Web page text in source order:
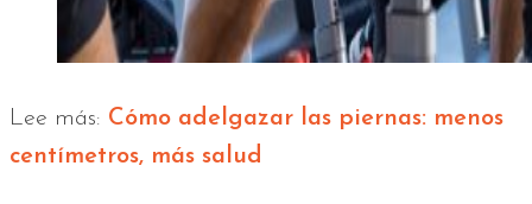
Lee más: Cómo adelgazar las piernas: menos
centímetros, más salud